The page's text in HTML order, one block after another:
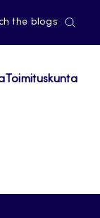
the blogs
Toimituskunta